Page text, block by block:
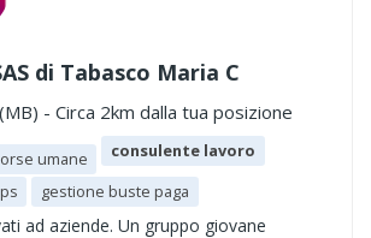
di Tabasco Maria C
(MB) - Circa 2km dalla tua posizione
umane
consulente lavoro
gestione buste paga
ad aziende. Un gruppo giovane